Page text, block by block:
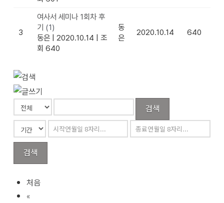
3
여사서 세미나 1회차 후
기 (1)
동은
2020.10.14
조
회 640
동
은
2020.10.14 640
검색
검색
처음
«